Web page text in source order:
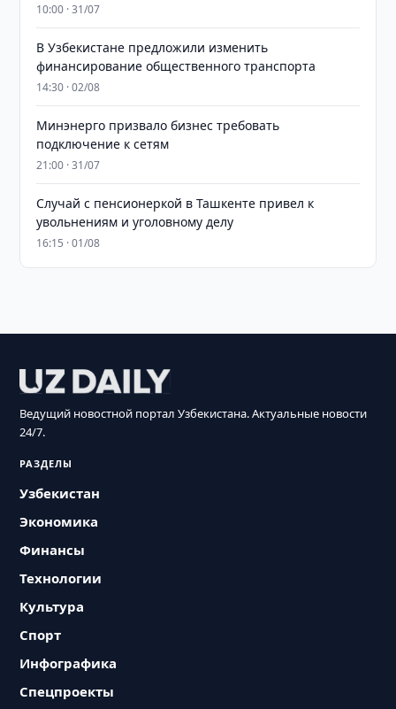
10:00 · 31/07
В Узбекистане предложили изменить
финансирование общественного транспорта
14:30 · 02/08
Минэнерго призвало бизнес требовать
подключение к сетям
21:00 · 31/07
Случай с пенсионеркой в Ташкенте привел к
увольнениям и уголовному делу
16:15 · 01/08
Ведущий новостной портал Узбекистана. Актуальные новости
24/7.
РАЗДЕЛЫ
Узбекистан
Экономика
Финансы
Технологии
Культура
Спорт
Инфографика
Спецпроекты